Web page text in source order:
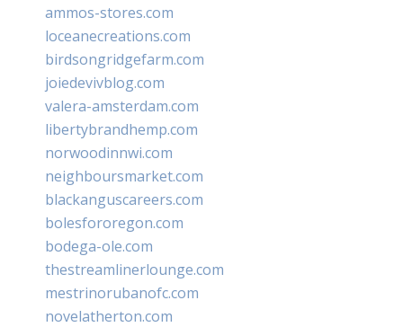
ammos-stores.com
loceanecreations.com
birdsongridgefarm.com
joiedevivblog.com
valera-amsterdam.com
libertybrandhemp.com
norwoodinnwi.com
neighboursmarket.com
blackanguscareers.com
bolesfororegon.com
bodega-ole.com
thestreamlinerlounge.com
mestrinorubanofc.com
novelatherton.com